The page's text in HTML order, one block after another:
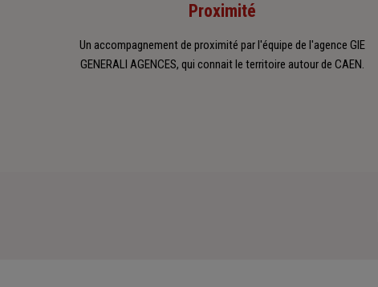
Proximité
Un accompagnement de proximité par l'équipe de l'agence GIE
GENERALI AGENCES, qui connait le territoire autour de CAEN.